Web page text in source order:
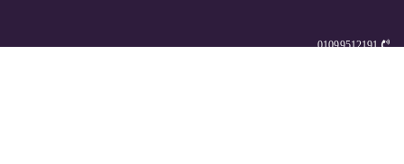
01099512191